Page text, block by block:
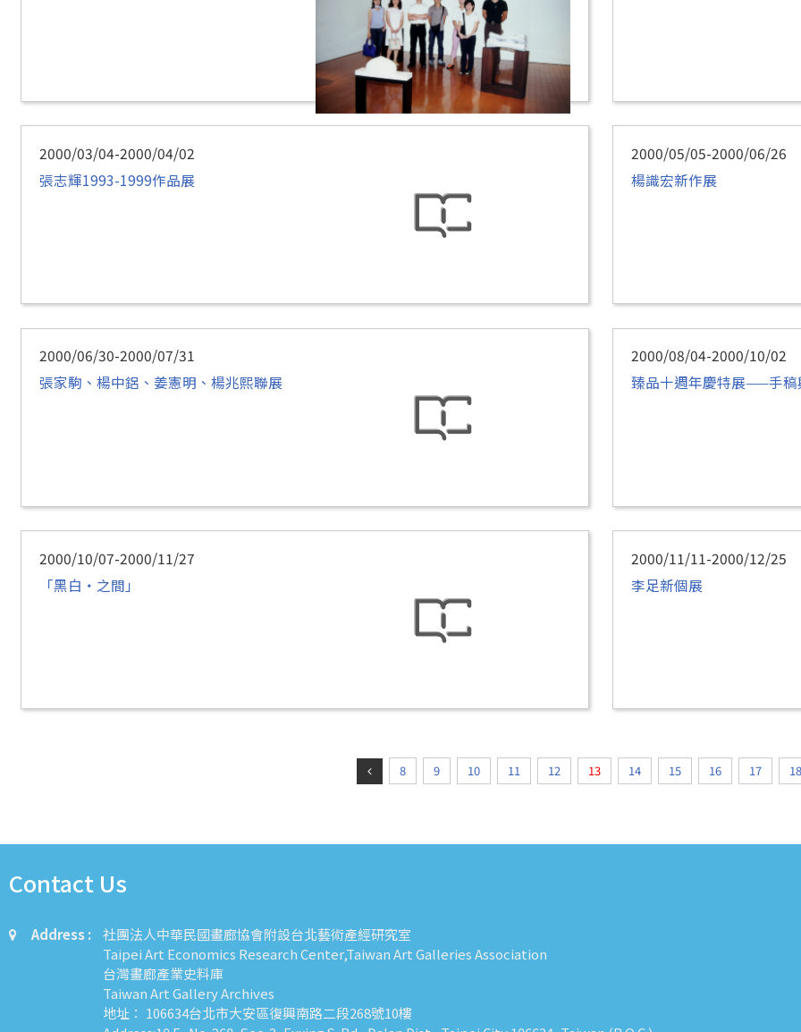
2000/03/04-2000/04/02
張志輝1993-1999作品展
2000/05/05-2000/06/26
楊識宏新作展
2000/06/30-2000/07/31
張家駒、楊中鋁、姜憲明、楊兆熙聯展
2000/08/04-2000/10/02
臻品十週年慶特展——手稿
2000/10/07-2000/11/27
「黑白‧之間」
2000/11/11-2000/12/25
李足新個展
8 9 10 11 12 13 14 15 16 17 18
Contact Us
Address :
社團法人中華民國畫廊協會附設台北藝術產經研究室
Taipei Art Economics Research Center,Taiwan Art Galleries Association
台灣畫廊產業史料庫
Taiwan Art Gallery Archives
地址： 106634台北市大安區復興南路二段268號10樓